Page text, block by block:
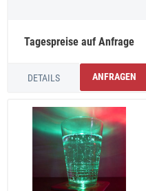
Tagespreise auf Anfrage
DETAILS ANFRAGEN